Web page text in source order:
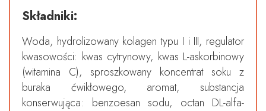
Składniki:
Woda, hydrolizowany kolagen typu I i III, regulator
kwasowości: kwas cytrynowy, kwas L-askorbinowy
(witamina C), sproszkowany koncentrat soku z
buraka ćwikłowego, aromat, substancja
konserwująca: benzoesan sodu, octan DL-alfa-